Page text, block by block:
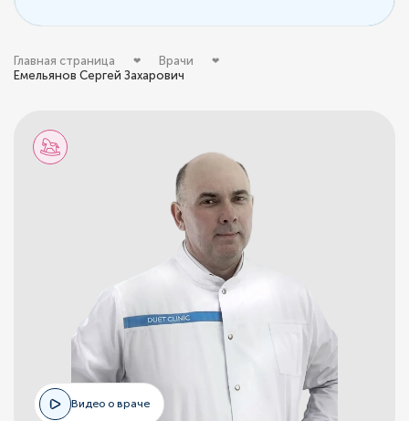
Главная страница
Врачи
Емельянов Сергей Захарович
Видео о враче